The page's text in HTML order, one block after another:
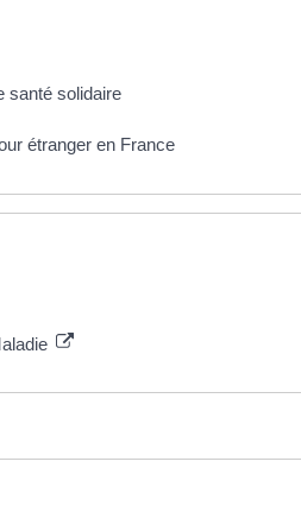
santé solidaire
étranger en France